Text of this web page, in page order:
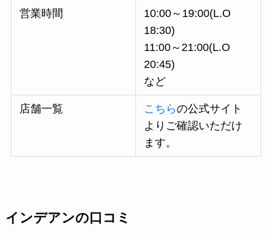
営業時間
10:00～19:00(L.O
18:30)
11:00～21:00(L.O
20:45)
など
店舗一覧 こちらの公式サイト
よりご確認いただけ
ます。
インデアンの口コミ